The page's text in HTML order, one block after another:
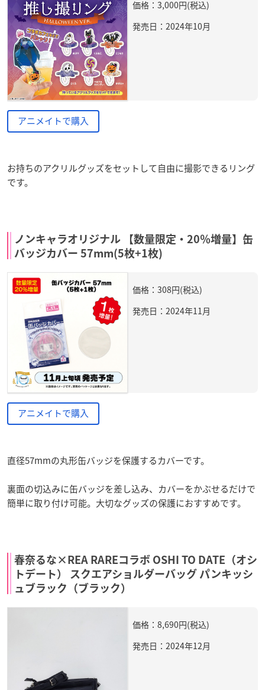
価格：3,000円(税込)
発売日：2024年10月
アニメイトで購入
お持ちのアクリルグッズをセットして自由に撮影できるリング
です。
ノンキャラオリジナル 【数量限定・20％増量】缶
バッジカバー 57mm(5枚+1枚)
価格：308円(税込)
発売日：2024年11月
アニメイトで購入
直径57mmの丸形缶バッジを保護するカバーです。
裏面の切込みに缶バッジを差し込み、カバーをかぶせるだけで
簡単に取り付け可能。大切なグッズの保護におすすめです。
春奈るな×REA RAREコラボ OSHI TO DATE（オシ
トデート） スクエアショルダーバッグ パンキッシ
ュブラック（ブラック）
価格：8,690円(税込)
発売日：2024年12月